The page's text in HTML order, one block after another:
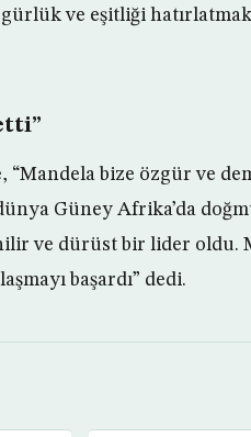
ve eşitliği hatırlatmak
“Mandela bize özgür ve
Güney Afrika’da
ve dürüst bir lider oldu.
başardı” dedi.